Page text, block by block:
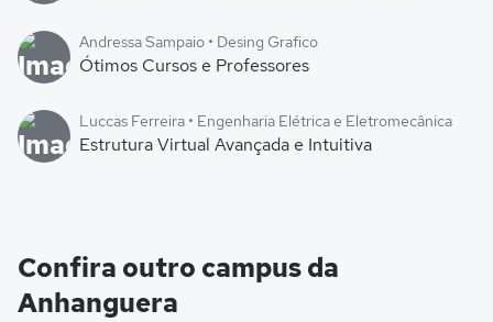
Andressa Sampaio • Desing Grafico
Ótimos Cursos e Professores
Luccas Ferreira • Engenharia Elétrica e Eletromecânica
Estrutura Virtual Avançada e Intuitiva
Confira outro campus da
Anhanguera